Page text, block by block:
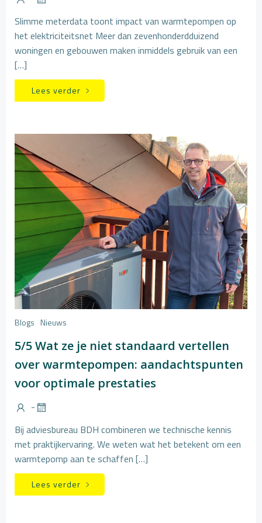
Slimme meterdata toont impact van warmtepompen op
het elektriciteitsnet Meer dan zevenhonderdduizend
woningen en gebouwen maken inmiddels gebruik van een
[…]
Lees verder
Blogs Nieuws
5/5 Wat ze je niet standaard vertellen
over warmtepompen: aandachtspunten
voor optimale prestaties
-
Bij adviesbureau BDH combineren we technische kennis
met praktijkervaring. We weten wat het betekent om een
warmtepomp aan te schaffen […]
Lees verder